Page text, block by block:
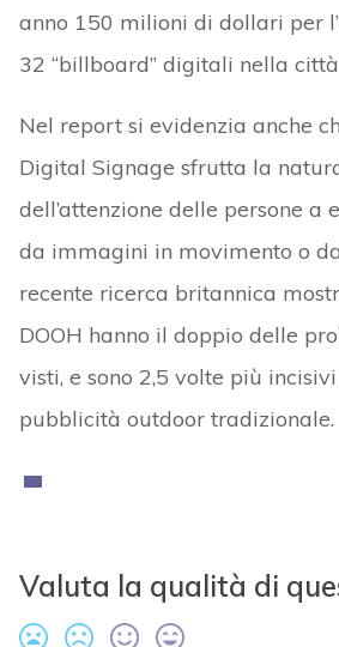
anno 150 milioni di dollari per
32 “billboard” digitali nella
Nel report si evidenzia anche
Digital Signage sfrutta la
dell’attenzione delle persone a
da immagini in movimento o
recente ricerca britannica
DOOH hanno il doppio delle
visti, e sono 2,5 volte più
pubblicità outdoor tradizionale.
Valuta la qualità di